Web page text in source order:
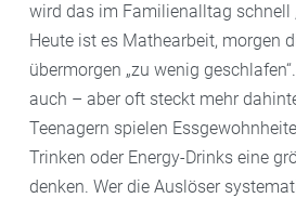
wird das im Familienalltag schnell
Heute ist es Mathearbeit, morgen
übermorgen „zu wenig
auch – aber oft steckt mehr
Teenagern spielen
Trinken oder Energy-Drinks eine
denken. Wer die Auslöser